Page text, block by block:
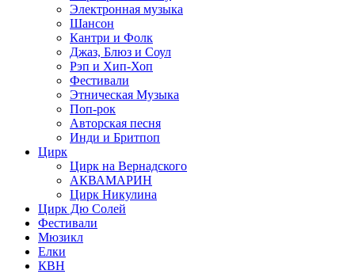
Электронная музыка
Шансон
Кантри и Фолк
Джаз, Блюз и Соул
Рэп и Хип-Хоп
Фестивали
Этническая Музыка
Поп-рок
Авторская песня
Инди и Бритпоп
Цирк
Цирк на Вернадского
АКВАМАРИН
Цирк Никулина
Цирк Дю Солей
Фестивали
Мюзикл
Елки
КВН